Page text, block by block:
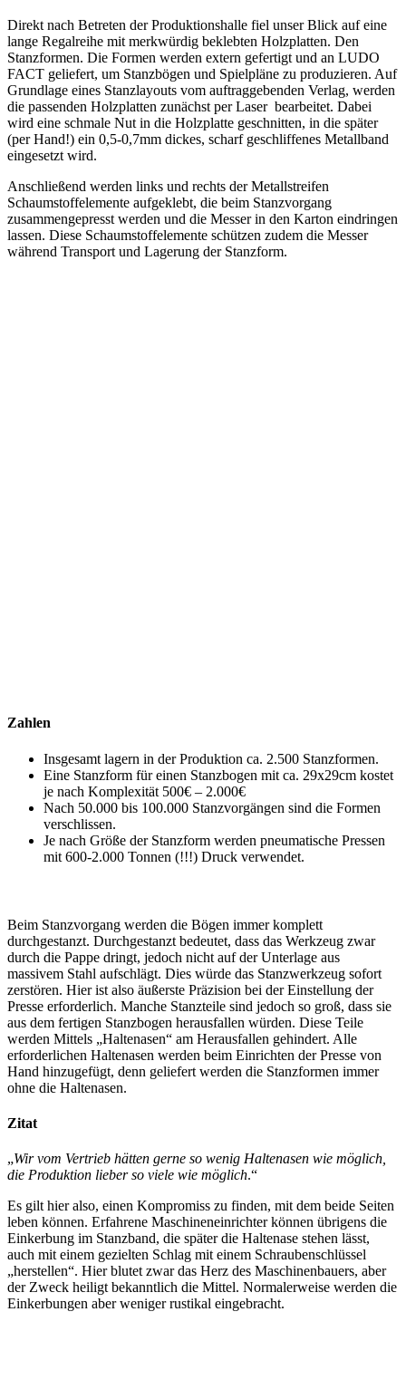
Direkt nach Betreten der Produktionshalle fiel unser Blick auf eine
lange Regalreihe mit merkwürdig beklebten Holzplatten. Den
Stanzformen. Die Formen werden extern gefertigt und an LUDO
FACT geliefert, um Stanzbögen und Spielpläne zu produzieren. Auf
Grundlage eines Stanzlayouts vom auftraggebenden Verlag, werden
die passenden Holzplatten zunächst per Laser bearbeitet. Dabei
wird eine schmale Nut in die Holzplatte geschnitten, in die später
(per Hand!) ein 0,5-0,7mm dickes, scharf geschliffenes Metallband
eingesetzt wird.
Anschließend werden links und rechts der Metallstreifen
Schaumstoffelemente aufgeklebt, die beim Stanzvorgang
zusammengepresst werden und die Messer in den Karton eindringen
lassen. Diese Schaumstoffelemente schützen zudem die Messer
während Transport und Lagerung der Stanzform.
Zahlen
Insgesamt lagern in der Produktion ca. 2.500 Stanzformen.
Eine Stanzform für einen Stanzbogen mit ca. 29x29cm kostet
je nach Komplexität 500€ – 2.000€
Nach 50.000 bis 100.000 Stanzvorgängen sind die Formen
verschlissen.
Je nach Größe der Stanzform werden pneumatische Pressen
mit 600-2.000 Tonnen (!!!) Druck verwendet.
Beim Stanzvorgang werden die Bögen immer komplett
durchgestanzt. Durchgestanzt bedeutet, dass das Werkzeug zwar
durch die Pappe dringt, jedoch nicht auf der Unterlage aus
massivem Stahl aufschlägt. Dies würde das Stanzwerkzeug sofort
zerstören. Hier ist also äußerste Präzision bei der Einstellung der
Presse erforderlich. Manche Stanzteile sind jedoch so groß, dass sie
aus dem fertigen Stanzbogen herausfallen würden. Diese Teile
werden Mittels „Haltenasen“ am Herausfallen gehindert. Alle
erforderlichen Haltenasen werden beim Einrichten der Presse von
Hand hinzugefügt, denn geliefert werden die Stanzformen immer
ohne die Haltenasen.
Zitat
„Wir vom Vertrieb hätten gerne so wenig Haltenasen wie möglich,
die Produktion lieber so viele wie möglich.“
Es gilt hier also, einen Kompromiss zu finden, mit dem beide Seiten
leben können. Erfahrene Maschineneinrichter können übrigens die
Einkerbung im Stanzband, die später die Haltenase stehen lässt,
auch mit einem gezielten Schlag mit einem Schraubenschlüssel
„herstellen“. Hier blutet zwar das Herz des Maschinenbauers, aber
der Zweck heiligt bekanntlich die Mittel. Normalerweise werden die
Einkerbungen aber weniger rustikal eingebracht.